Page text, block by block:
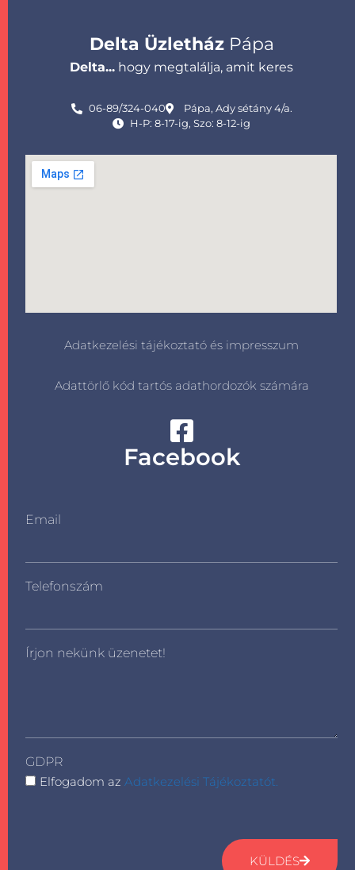
Delta ÜzletházPápa
Delta... hogy megtalálja, amit keres
06-89/324-040
Pápa, Ady sétány 4/a.
H-P: 8-17-ig, Szo: 8-12-ig
Adatkezelési tájékoztató és impresszum
Adattörlő kód tartós adathordozók számára
Facebook
Email
Telefonszám
Írjon nekünk üzenetet!
GDPR
Elfogadom azAdatkezelési Tájékoztatót.
KÜLDÉS